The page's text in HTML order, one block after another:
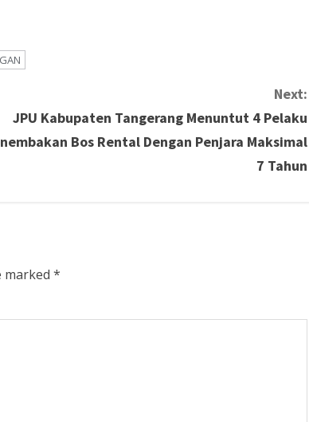
Next:
JPU Kabupaten Tangerang Menuntut 4 Pelaku
Bos Rental Dengan Penjara Maksimal
7 Tahun
marked *